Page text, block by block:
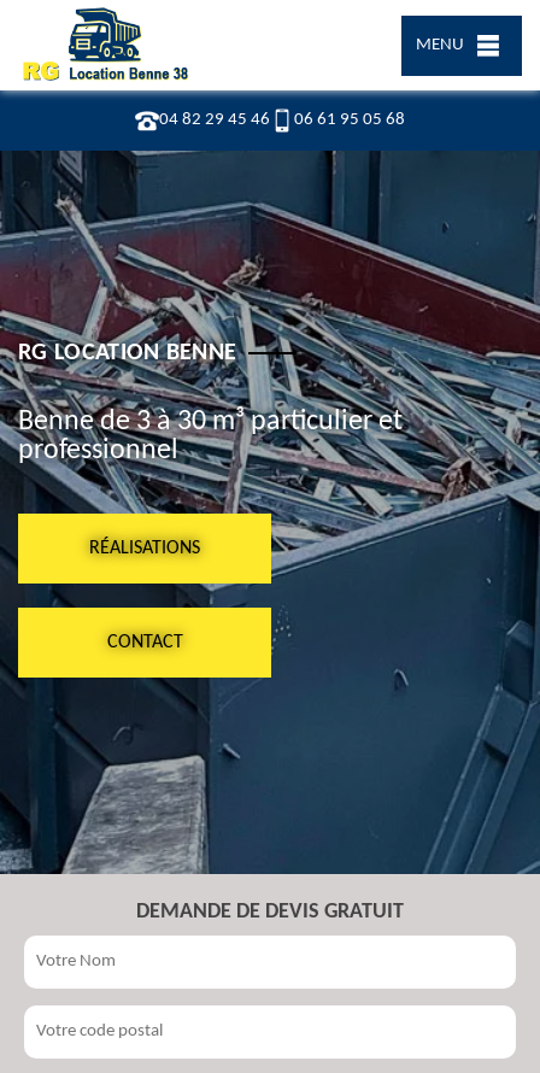
04 82 29 45 46 06 61 95 05 68
MENU
RG LOCATION BENNE
Benne de 3 à 30 m³ particulier et
professionnel
RÉALISATIONS
CONTACT
DEMANDE DE DEVIS GRATUIT